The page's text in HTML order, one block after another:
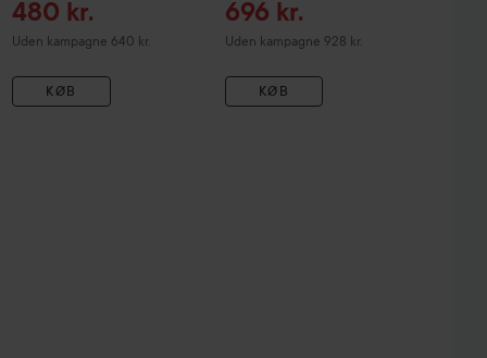
Tilbudspris
480 kr.
Uden kampagne 640 kr.
KØB
Tilbudspris
696 kr.
Uden kampagne 928 kr.
KØB